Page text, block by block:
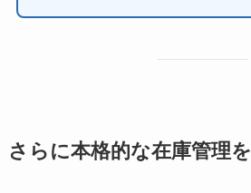
さらに本格的な在庫管理